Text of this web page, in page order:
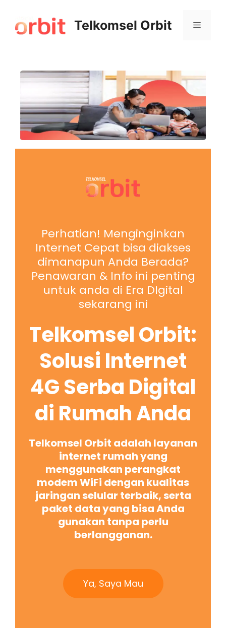
Telkomsel Orbit
Perhatian! Menginginkan
Internet Cepat bisa diakses
dimanapun Anda Berada?
Penawaran & Info ini penting
untuk anda di Era DIgital
sekarang ini
Telkomsel Orbit:
Solusi Internet
4G Serba Digital
di Rumah Anda
Telkomsel Orbit adalah layanan
internet rumah yang
menggunakan perangkat
modem WiFi dengan kualitas
jaringan selular terbaik, serta
paket data yang bisa Anda
gunakan tanpa perlu
berlangganan.
Ya, Saya Mau